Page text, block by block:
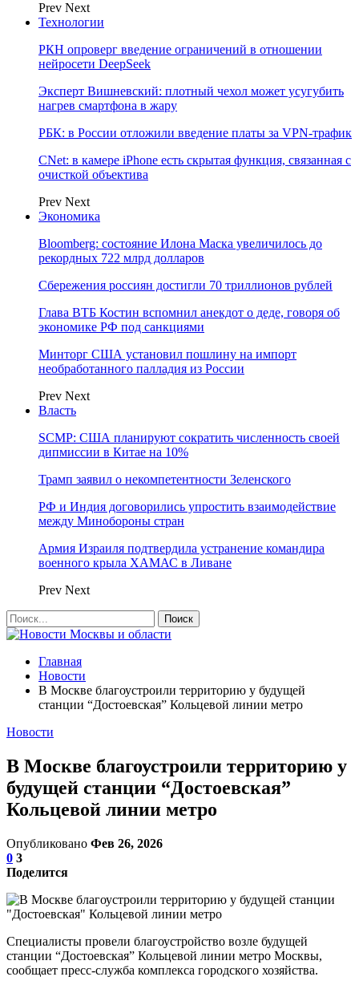
Prev Next
Технологии
РКН опроверг введение ограничений в отношении
нейросети DeepSeek
Эксперт Вишневский: плотный чехол может усугубить
нагрев смартфона в жару
РБК: в России отложили введение платы за VPN-трафик
CNet: в камере iPhone есть скрытая функция, связанная с
очисткой объектива
Prev Next
Экономика
Bloomberg: состояние Илона Маска увеличилось до
рекордных 722 млрд долларов
Сбережения россиян достигли 70 триллионов рублей
Глава ВТБ Костин вспомнил анекдот о деде, говоря об
экономике РФ под санкциями
Минторг США установил пошлину на импорт
необработанного палладия из России
Prev Next
Власть
SCMP: США планируют сократить численность своей
дипмиссии в Китае на 10%
Трамп заявил о некомпетентности Зеленского
РФ и Индия договорились упростить взаимодействие
между Минобороны стран
Армия Израиля подтвердила устранение командира
военного крыла ХАМАС в Ливане
Prev Next
Главная
Новости
В Москве благоустроили территорию у будущей
станции “Достоевская” Кольцевой линии метро
Новости
В Москве благоустроили территорию у
будущей станции “Достоевская”
Кольцевой линии метро
Опубликовано Фев 26, 2026
0 3
Поделится
Специалисты провели благоустройство возле будущей
станции “Достоевская” Кольцевой линии метро Москвы,
сообщает пресс-служба комплекса городского хозяйства.